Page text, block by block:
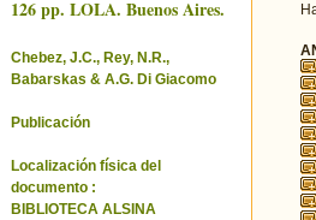
126 pp. LOLA. Buenos Aires.
Chebez, J.C., Rey, N.R.,
Babarskas & A.G. Di Giacomo
Publicación
Localización física del
documento :
BIBLIOTECA ALSINA